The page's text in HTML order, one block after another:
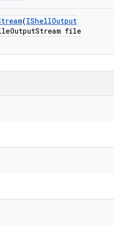
(IShellOutput
OutputStream file